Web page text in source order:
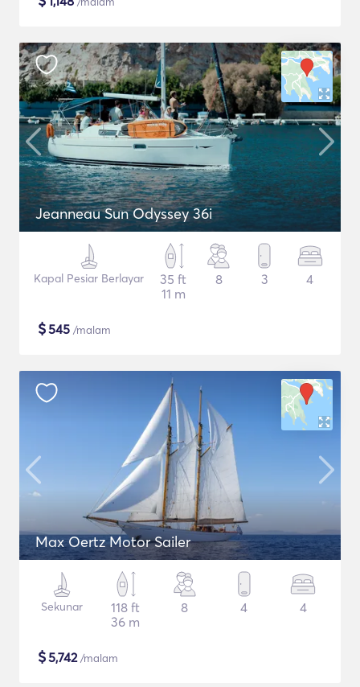
Jeanneau Sun Odyssey 36i
Kapal Pesiar Berlayar
35 ft
11 m
8 3 4
$545 /malam
Max Oertz Motor Sailer
Sekunar
118 ft
36 m
8 4 4
$5,742/malam